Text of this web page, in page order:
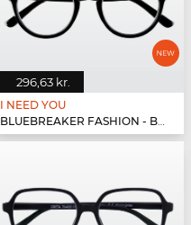
296,63 kr.
I NEED YOU
BLUEBREAKER FASHION - BLUEBR Fashion G79400 s...